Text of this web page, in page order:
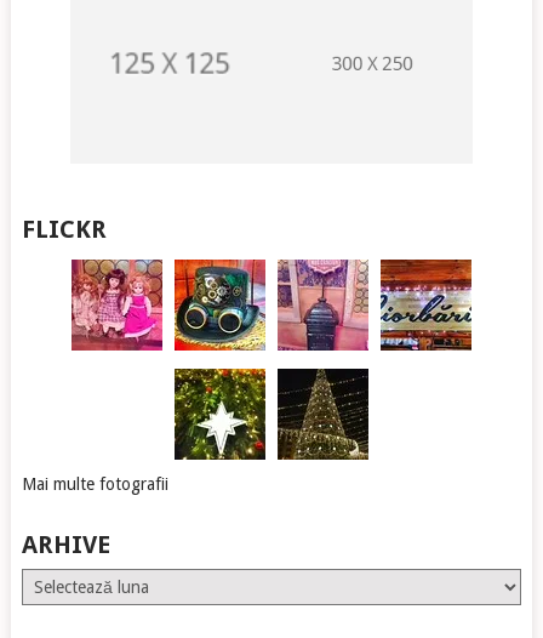
FLICKR
Mai multe fotografii
ARHIVE
Arhive